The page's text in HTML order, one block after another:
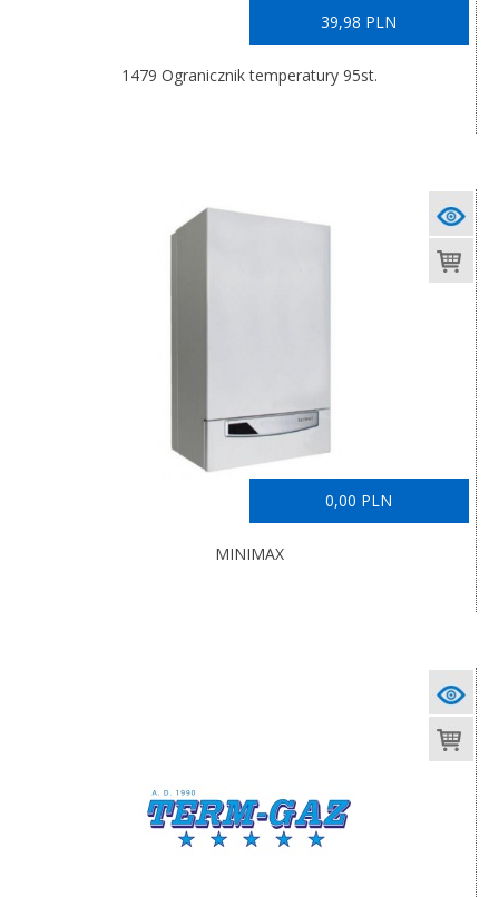
39,98 PLN
1479 Ogranicznik temperatury 95st.
0,00 PLN
MINIMAX